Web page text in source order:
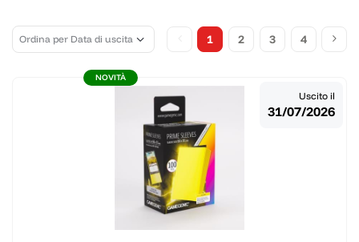
1 2 3 4
NOVITÀ
Uscito il
31/07/2026